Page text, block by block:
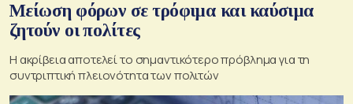
Μείωση φόρων σε τρόφιμα και καύσιμα
ζητούν οι πολίτες
Η ακρίβεια αποτελεί το σημαντικότερο πρόβλημα για τη
συντριπτική πλειονότητα των πολιτών